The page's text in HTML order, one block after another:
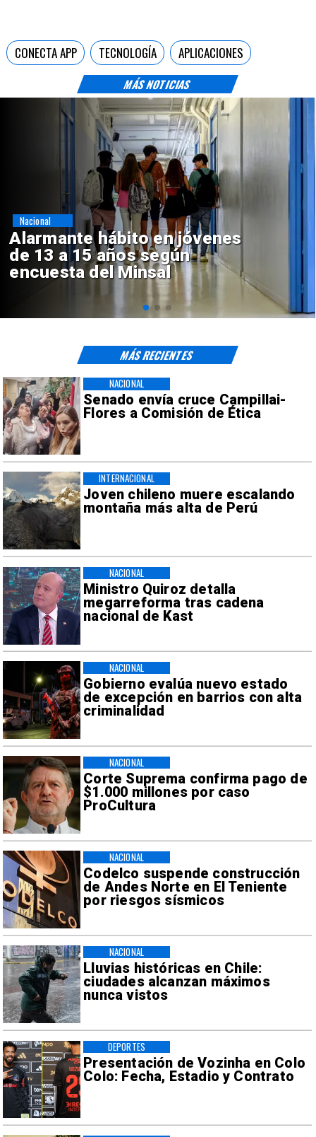
MÁS NOTICIAS
CONECTA APP TECNOLOGÍA APLICACIONES
Aprueban creación del Parque
Sebastián Piñera con inversión
de $4 mil millones
Regiones
Senado envía cruce Campillai-
Flores a Comisión de Ética
NACIONAL
Joven chileno muere escalando
montaña más alta de Perú
INTERNACIONAL
Ministro Quiroz detalla
megarreforma tras cadena
nacional de Kast
NACIONAL
Gobierno evalúa nuevo estado
de excepción en barrios con alta
criminalidad
NACIONAL
Corte Suprema confirma pago de
$1.000 millones por caso
ProCultura
NACIONAL
Codelco suspende construcción
de Andes Norte en El Teniente
por riesgos sísmicos
NACIONAL
Lluvias históricas en Chile:
ciudades alcanzan máximos
nunca vistos
NACIONAL
Presentación de Vozinha en Colo
Colo: Fecha, Estadio y Contrato
DEPORTES
MÁS RECIENTES